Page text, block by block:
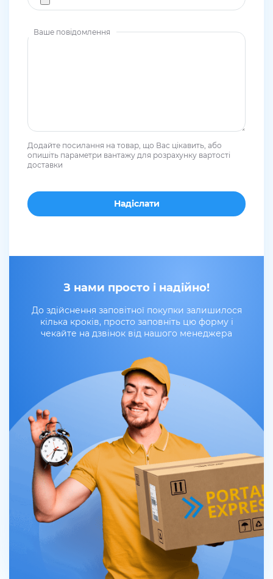
З нами просто і надійно!
До здійснення заповітної покупки залишилося
кілька кроків, просто заповніть цю форму і
чекайте на дзвінок від нашого менеджера
Ваше повідомлення
Додайте посилання на товар, що Вас цікавить, або
опишіть параметри вантажу для розрахунку вартості
доставки